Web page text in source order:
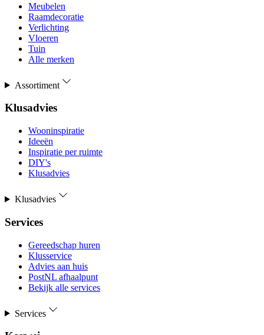
Meubelen
Raamdecoratie
Verlichting
Vloeren
Tuin
Alle merken
Assortiment
Klusadvies
Wooninspiratie
Ideeën
Inspiratie per ruimte
DIY's
Klusadvies
Klusadvies
Services
Gereedschap huren
Klusservice
Advies aan huis
PostNL afhaalpunt
Bekijk alle services
Services